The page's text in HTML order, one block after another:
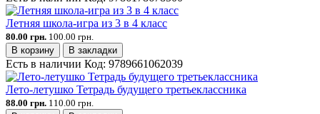
Летняя школа-игра из 3 в 4 класс
80.00 грн. 100.00 грн.
В корзину
В закладки
Есть в наличии Код: 9789661062039
Лето-летушко Тетрадь будущего третьеклассника
88.00 грн. 110.00 грн.